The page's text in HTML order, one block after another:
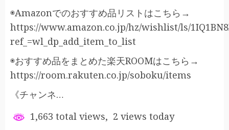
◉Amazonでのおすすめ品リストはこちら→
https://www.amazon.co.jp/hz/wishlist/ls/
ref_=wl_dp_add_item_to_list
◉おすすめ品をまとめた楽天ROOMはこちら→
https://room.rakuten.co.jp/soboku/items
《チャンネ…
1,663 total views, 2 views today